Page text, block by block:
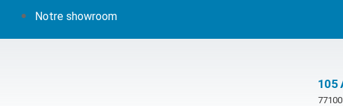
Notre showroom
105